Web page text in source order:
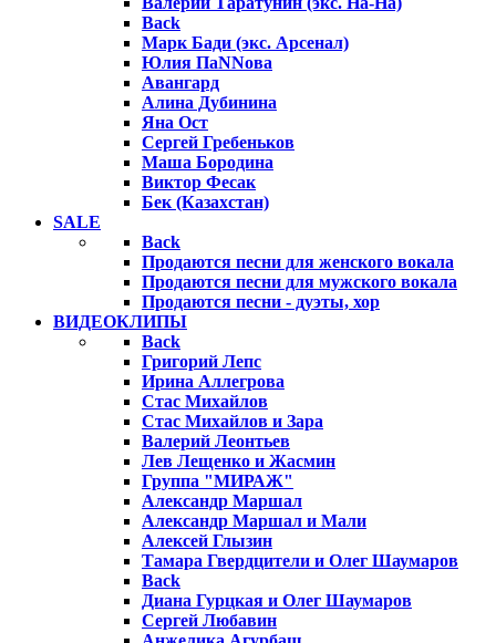
Back
Марк Бади (экс. Арсенал)
Юлия ПаNNова
Авангард
Алина Дубинина
Яна Ост
Сергей Гребеньков
Маша Бородина
Виктор Фесак
Бек (Казахстан)
SALE
Back
Продаются песни для женского вокала
Продаются песни для мужского вокала
Продаются песни - дуэты, хор
ВИДЕОКЛИПЫ
Back
Григорий Лепс
Ирина Аллегрова
Стас Михайлов
Стас Михайлов и Зара
Валерий Леонтьев
Лев Лещенко и Жасмин
Группа "МИРАЖ"
Александр Маршал
Александр Маршал и Мали
Алексей Глызин
Тамара Гвердцители и Олег Шаумаров
Back
Диана Гурцкая и Олег Шаумаров
Сергей Любавин